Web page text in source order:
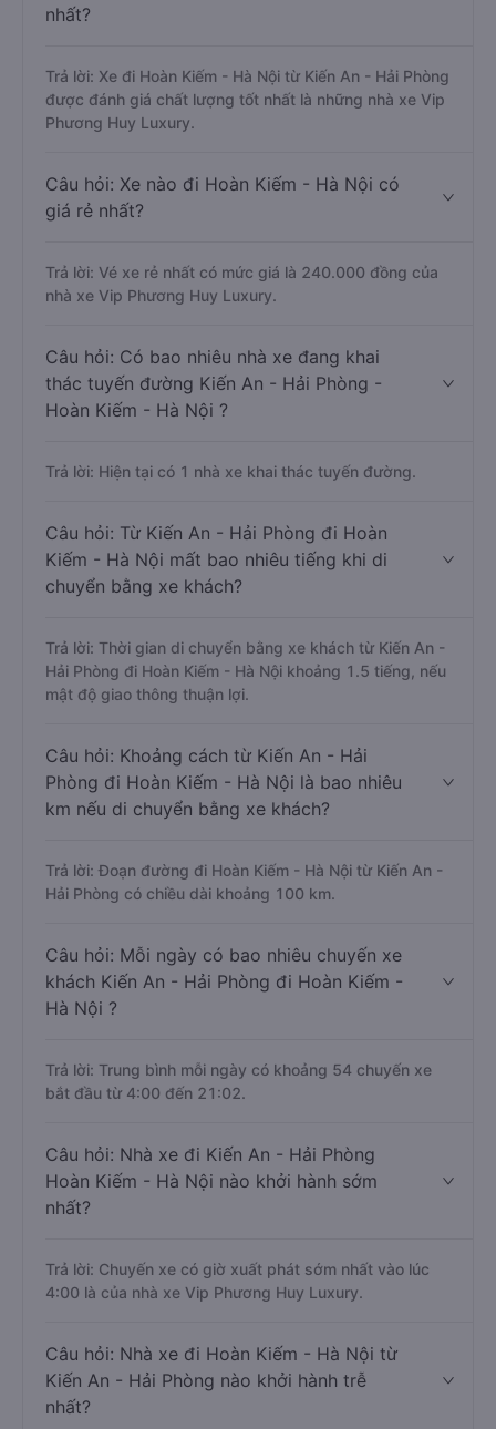
nhất?
Trả lời: Xe đi Hoàn Kiếm - Hà Nội từ Kiến An - Hải Phòng
được đánh giá chất lượng tốt nhất là những nhà xe Vip
Phương Huy Luxury.
Câu hỏi: Xe nào đi Hoàn Kiếm - Hà Nội có
giá rẻ nhất?
Trả lời: Vé xe rẻ nhất có mức giá là 240.000 đồng của
nhà xe Vip Phương Huy Luxury.
Câu hỏi: Có bao nhiêu nhà xe đang khai
thác tuyến đường Kiến An - Hải Phòng -
Hoàn Kiếm - Hà Nội ?
Trả lời: Hiện tại có 1 nhà xe khai thác tuyến đường.
Câu hỏi: Từ Kiến An - Hải Phòng đi Hoàn
Kiếm - Hà Nội mất bao nhiêu tiếng khi di
chuyển bằng xe khách?
Trả lời: Thời gian di chuyển bằng xe khách từ Kiến An -
Hải Phòng đi Hoàn Kiếm - Hà Nội khoảng 1.5 tiếng, nếu
mật độ giao thông thuận lợi.
Câu hỏi: Khoảng cách từ Kiến An - Hải
Phòng đi Hoàn Kiếm - Hà Nội là bao nhiêu
km nếu di chuyển bằng xe khách?
Trả lời: Đoạn đường đi Hoàn Kiếm - Hà Nội từ Kiến An -
Hải Phòng có chiều dài khoảng 100 km.
Câu hỏi: Mỗi ngày có bao nhiêu chuyến xe
khách Kiến An - Hải Phòng đi Hoàn Kiếm -
Hà Nội ?
Trả lời: Trung bình mỗi ngày có khoảng 54 chuyến xe
bắt đầu từ 4:00 đến 21:02.
Câu hỏi: Nhà xe đi Kiến An - Hải Phòng
Hoàn Kiếm - Hà Nội nào khởi hành sớm
nhất?
Trả lời: Chuyến xe có giờ xuất phát sớm nhất vào lúc
4:00 là của nhà xe Vip Phương Huy Luxury.
Câu hỏi: Nhà xe đi Hoàn Kiếm - Hà Nội từ
Kiến An - Hải Phòng nào khởi hành trễ
nhất?